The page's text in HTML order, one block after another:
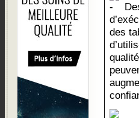
des